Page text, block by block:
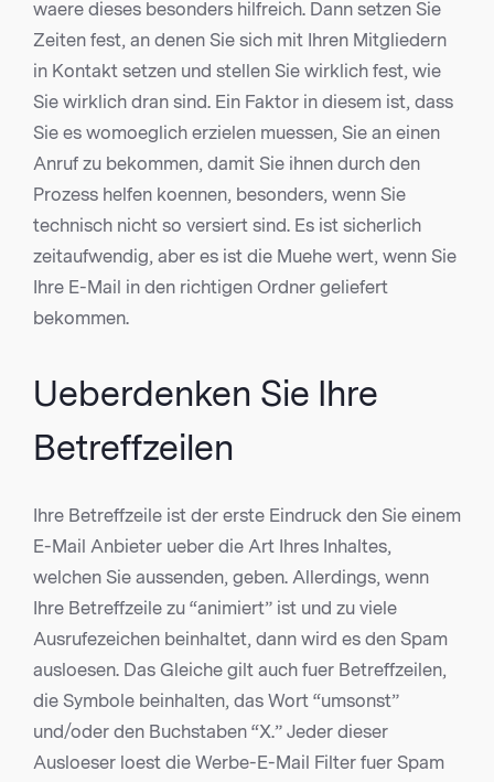
waere dieses besonders hilfreich. Dann setzen Sie
Zeiten fest, an denen Sie sich mit Ihren Mitgliedern
in Kontakt setzen und stellen Sie wirklich fest, wie
Sie wirklich dran sind. Ein Faktor in diesem ist, dass
Sie es womoeglich erzielen muessen, Sie an einen
Anruf zu bekommen, damit Sie ihnen durch den
Prozess helfen koennen, besonders, wenn Sie
technisch nicht so versiert sind. Es ist sicherlich
zeitaufwendig, aber es ist die Muehe wert, wenn Sie
Ihre E-Mail in den richtigen Ordner geliefert
bekommen.
Ueberdenken Sie Ihre
Betreffzeilen
Ihre Betreffzeile ist der erste Eindruck den Sie einem
E-Mail Anbieter ueber die Art Ihres Inhaltes,
welchen Sie aussenden, geben. Allerdings, wenn
Ihre Betreffzeile zu “animiert” ist und zu viele
Ausrufezeichen beinhaltet, dann wird es den Spam
ausloesen. Das Gleiche gilt auch fuer Betreffzeilen,
die Symbole beinhalten, das Wort “umsonst”
und/oder den Buchstaben “X.” Jeder dieser
Ausloeser loest die Werbe-E-Mail Filter fuer Spam